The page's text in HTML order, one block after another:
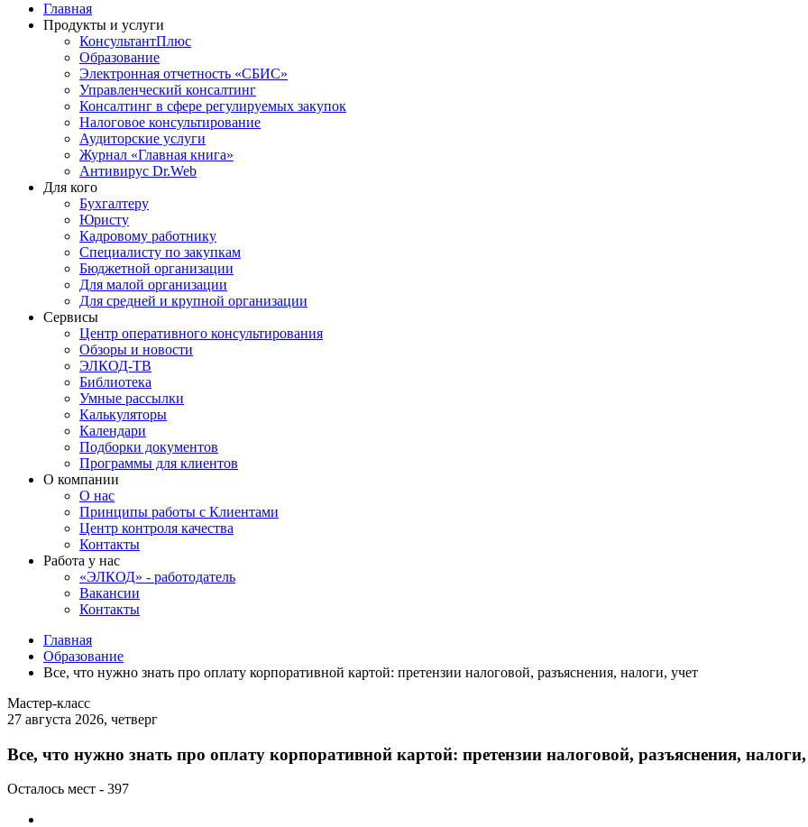
Главная
Продукты и услуги
КонсультантПлюс
Образование
Электронная отчетность «СБИС»
Управленческий консалтинг
Консалтинг в сфере регулируемых закупок
Налоговое консультирование
Аудиторские услуги
Журнал «Главная книга»
Антивирус Dr.Web
Для кого
Бухгалтеру
Юристу
Кадровому работнику
Специалисту по закупкам
Бюджетной организации
Для малой организации
Для средней и крупной организации
Сервисы
Центр оперативного консультирования
Обзоры и новости
ЭЛКОД-ТВ
Библиотека
Умные рассылки
Калькуляторы
Календари
Подборки документов
Программы для клиентов
О компании
О нас
Принципы работы с Клиентами
Центр контроля качества
Контакты
Работа у нас
«ЭЛКОД» - работодатель
Вакансии
Контакты
Главная
Образование
Все, что нужно знать про оплату корпоративной картой: претензии налоговой, разъяснения, налоги, учет
Мастер-класс
27 августа 2026, четверг
Все, что нужно знать про оплату корпоративной картой: претензии налоговой, разъяснения, налоги,
Осталось мест - 397